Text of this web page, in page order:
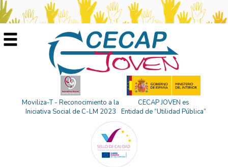
Moviliza-T - Reconocimiento a la
Iniciativa Social de C-LM 2023
CECAP JOVEN es
Entidad de “Utilidad Pública”